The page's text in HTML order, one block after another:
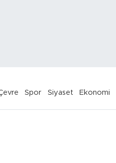
Spor Siyaset Ekonomi